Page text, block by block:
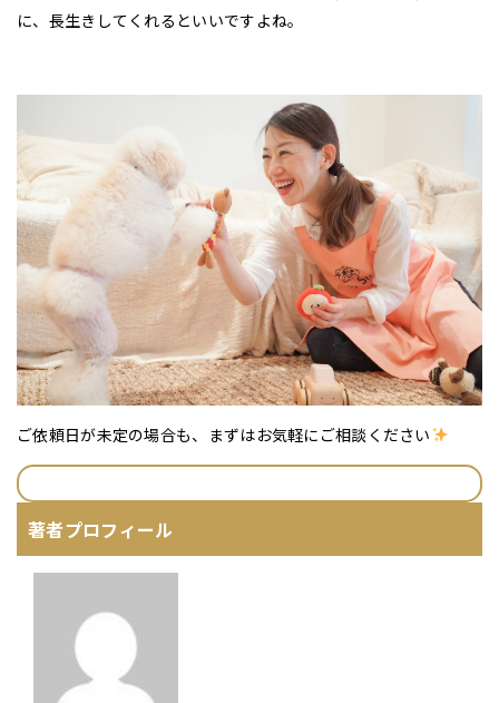
に、長生きしてくれるといいですよね。
ご依頼日が未定の場合も、まずはお気軽にご相談ください
著者プロフィール